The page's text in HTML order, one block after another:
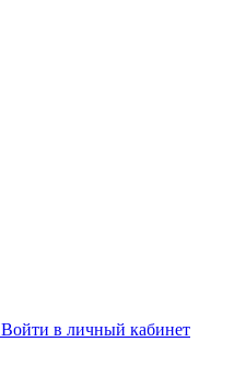
Войти в личный кабинет